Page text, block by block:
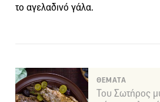
το αγελαδινό γάλα.
ΘΕΜΑΤΑ
Του Σωτήρος